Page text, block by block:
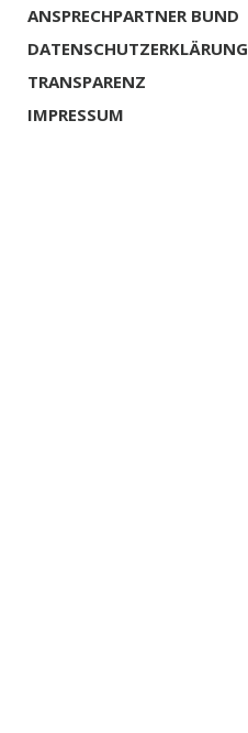
ANSPRECHPARTNER BUND
DATENSCHUTZERKLÄRUNG
TRANSPARENZ
IMPRESSUM